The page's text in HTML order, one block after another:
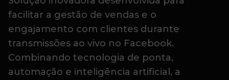
facilitar a gestão de vendas e o
engajamento com clientes durante
transmissões ao vivo no Facebook.
Combinando tecnologia de ponta,
automação e inteligência artificial, a